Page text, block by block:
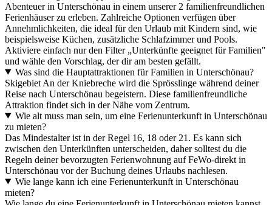
Abenteuer in Unterschönau in einem unserer 2 familienfreundlichen
Ferienhäuser zu erleben. Zahlreiche Optionen verfügen über
Annehmlichkeiten, die ideal für den Urlaub mit Kindern sind, wie
beispielsweise Küchen, zusätzliche Schlafzimmer und Pools.
Aktiviere einfach nur den Filter „Unterkünfte geeignet für Familien"
und wähle den Vorschlag, der dir am besten gefällt.
Was sind die Hauptattraktionen für Familien in Unterschönau?
Skigebiet An der Kniebreche wird die Sprösslinge während deiner
Reise nach Unterschönau begeistern. Diese familienfreundliche
Attraktion findet sich in der Nähe vom Zentrum.
Wie alt muss man sein, um eine Ferienunterkunft in Unterschönau
zu mieten?
Das Mindestalter ist in der Regel 16, 18 oder 21. Es kann sich
zwischen den Unterkünften unterscheiden, daher solltest du die
Regeln deiner bevorzugten Ferienwohnung auf FeWo-direkt in
Unterschönau vor der Buchung deines Urlaubs nachlesen.
Wie lange kann ich eine Ferienunterkunft in Unterschönau
mieten?